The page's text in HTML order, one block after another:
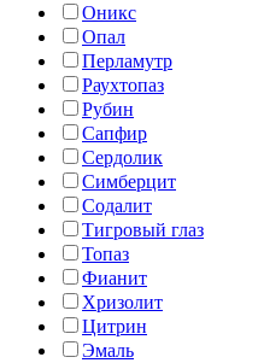
Оникс
Опал
Перламутр
Раухтопаз
Рубин
Сапфир
Сердолик
Симберцит
Содалит
Тигровый глаз
Топаз
Фианит
Хризолит
Цитрин
Эмаль